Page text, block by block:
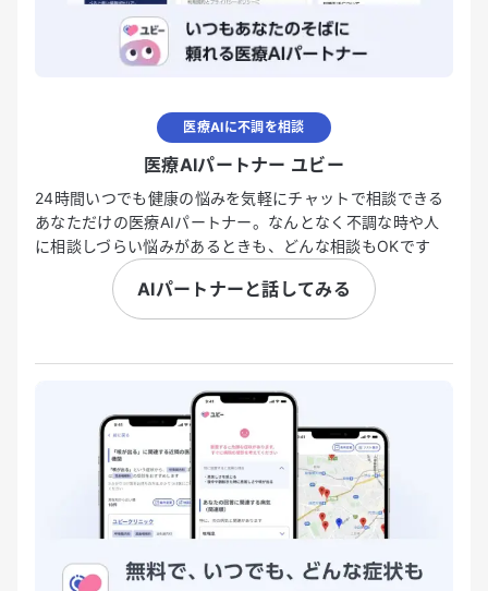
医療AIに不調を相談
医療AIパートナー ユビー
24時間いつでも健康の悩みを気軽にチャットで相談できる
あなただけの医療AIパートナー。なんとなく不調な時や人
に相談しづらい悩みがあるときも、どんな相談もOKです
AIパートナーと話してみる